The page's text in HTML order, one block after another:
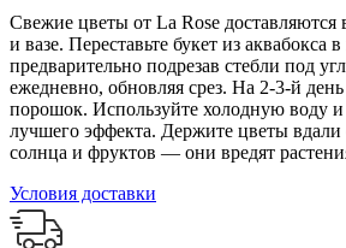
Свежие цветы от La Rose
и вазе. Переставьте букет из аквабокса
предварительно подрезав стебли под
ежедневно, обновляя срез. На 2-3-й
порошок. Используйте холодную воду и
лучшего эффекта. Держите цветы вдали
солнца и фруктов — они вредят
Условия доставки